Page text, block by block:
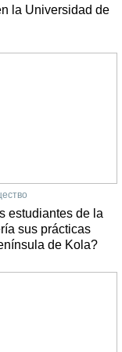
la Universidad de
estudiantes de la
sus prácticas
de Kola?